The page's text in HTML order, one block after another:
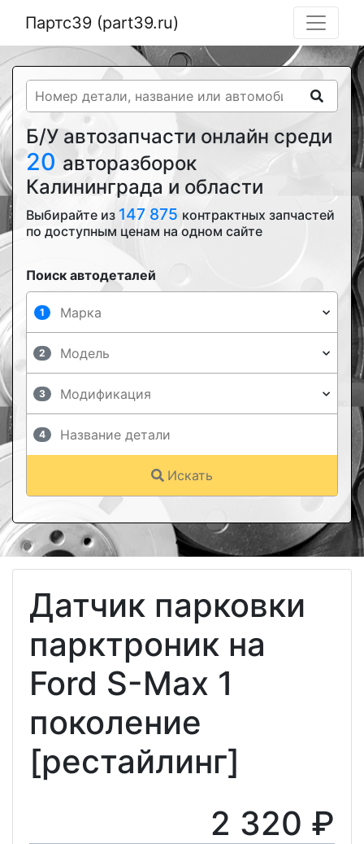
Партс39 (part39.ru)
Б/У автозапчасти онлайн среди
20 авторазборок
Калининграда и области
Выбирайте из 147 875 контрактных запчастей
по доступным ценам на одном сайте
Поиск автодеталей
1
2
3
4
Искать
Датчик парковки
парктроник на
Ford S-Max 1
поколение
[рестайлинг]
2 320 ₽